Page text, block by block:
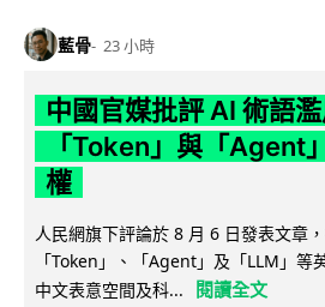
藍骨 23 小時
中國官媒批評 AI 術語
「Token」與「Agent
權
人民網旗下評論於 8 月 6 日發表文章
「Token」、「Agent」及「LLM」等
中文表意空間及科...
閱讀全文